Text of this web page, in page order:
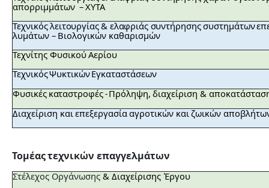
απορριμμάτων –ΧΥΤΑ
Τεχνικόςλειτουργίας& ελαφριάς συντήρησηςσυστημάτων
λυμάτων – Βιολογικών καθαρισμών
Τεχνίτης ΦυσικούΑερίου
ΤεχνικόςΨυκτικώνΕγκαταστάσεων
Φυσικές καταστροφές-Πρόληψη, διαχείριση &
Διαχείριση καιεπεξεργασίααγροτικών καιζωικών
Τομέαςτεχνικών επαγγελμάτων
Στέλεχος Οργάνωσης & Διαχείρισης Έργου